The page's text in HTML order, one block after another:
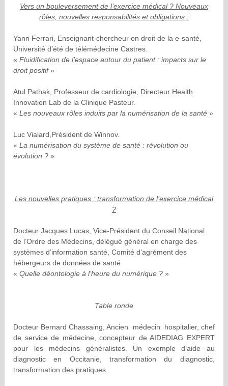
Vers un bouleversement de l’exercice médical ? Nouveaux
rôles, nouvelles responsabilités et obligations :
Yann Ferrari, Enseignant-chercheur en droit de la e-santé,
Université d’été de télémédecine Castres.
«Fluidification de l’espace autour du patient : impacts sur le
droit positif»
Atul Pathak, Professeur de cardiologie, Directeur Health
Innovation Lab de la Clinique Pasteur.
«Les nouveaux rôles induits par la numérisation de la santé »
Luc Vialard,Président de Winnov.
« La numérisation du système de santé : révolution ou
évolution ?»
Les nouvelles pratiques : transformation de l’exercice médical
?
Docteur Jacques Lucas, Vice-Président du Conseil National
de l’Ordre des Médecins, délégué général en charge des
systèmes d’information santé, Comité d’agrément des
hébergeurs de données de santé.
«Quelle déontologie à l’heure du numérique ? »
Table ronde
Docteur Bernard Chassaing, Ancien médecin hospitalier, chef
de service de médecine, concepteur de AIDEDIAG EXPERT
pour les médecins généralistes. Un exemple d’aide au
diagnostic en Occitanie, transformation du diagnostic,
transformation des pratiques.